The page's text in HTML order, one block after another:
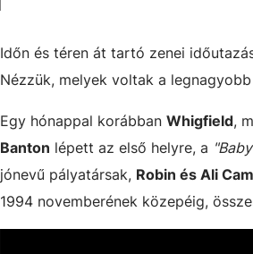
Időn és téren át tartó zenei
Nézzük, melyek voltak a
Egy hónappal korábban Whigfield,
Banton lépett az első helyre, a
jónevű pályatársak, Robin és Ali
1994 novemberének közepéig,